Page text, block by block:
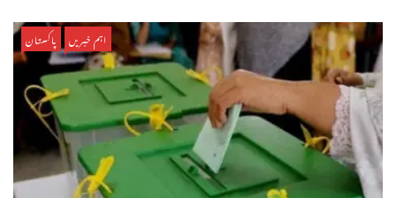
اہم خبریں پاکستان